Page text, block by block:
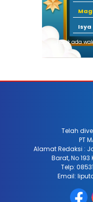
Isya
Tidak ada
Telah
PT
Alamat Redaksi :
Barat, No
Telp:
Email: